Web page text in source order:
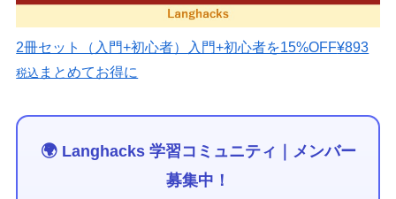
2冊セット（入門+初心者） 入門+初心者を15%OFF¥893
税込 まとめてお得に
🌍 Langhacks 学習コミュニティ｜メンバー
募集中！